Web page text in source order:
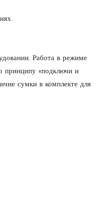
Работа в режиме
принципу «подключи и
сумки в комплекте для